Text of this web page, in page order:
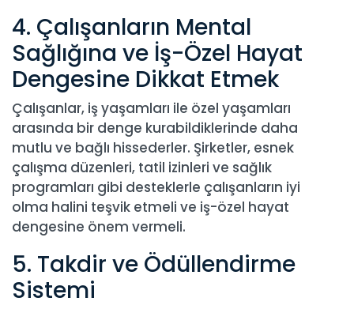
4. Çalışanların Mental
Sağlığına ve İş-Özel Hayat
Dengesine Dikkat Etmek
Çalışanlar, iş yaşamları ile özel yaşamları
arasında bir denge kurabildiklerinde daha
mutlu ve bağlı hissederler. Şirketler, esnek
çalışma düzenleri, tatil izinleri ve sağlık
programları gibi desteklerle çalışanların iyi
olma halini teşvik etmeli ve iş-özel hayat
dengesine önem vermeli.
5. Takdir ve Ödüllendirme
Sistemi